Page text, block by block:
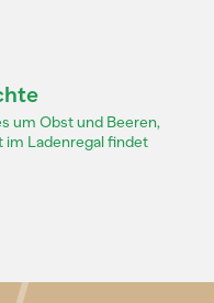
um Obst und Beeren,
Ladenregal findet